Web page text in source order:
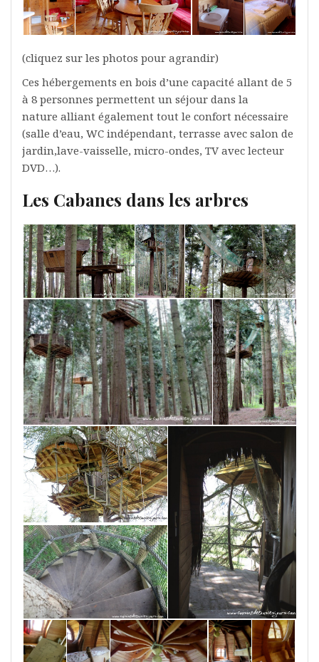
(cliquez sur les photos pour agrandir)
Ces hébergements en bois d’une capacité allant de 5
à 8 personnes permettent un séjour dans la
nature alliant également tout le confort nécessaire
(salle d’eau, WC indépendant, terrasse avec salon de
jardin,lave-vaisselle, micro-ondes, TV avec lecteur
DVD…).
Les Cabanes dans les arbres